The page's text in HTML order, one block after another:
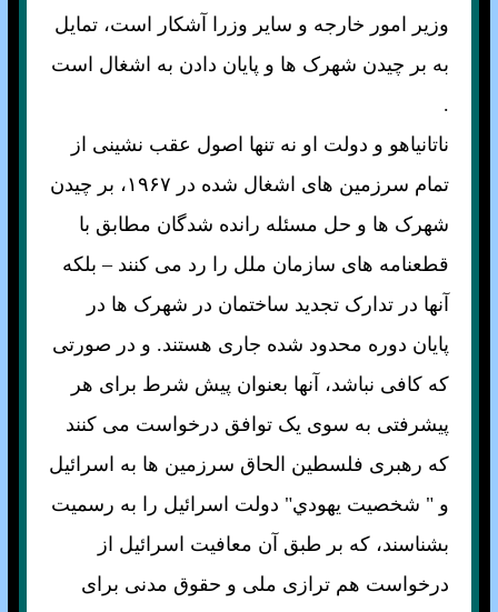
وزير امور خارجه و ساير وزرا آشکار است، تمايل
به بر چيدن شهرک ها و پايان دادن به اشغال است
.
ناتانياهو و دولت او نه تنها اصول عقب نشينی از
تمام سرزمين های اشغال شده در ۱۹۶۷، بر چيدن
شهرک ها و حل مسئله رانده شدگان مطابق با
قطعنامه های سازمان ملل را رد می کنند – بلکه
آنها در تدارک تجديد ساختمان در شهرک ها در
پايان دوره محدود شده جاری هستند. و در صورتی
که کافی نباشد، آنها بعنوان پيش شرط برای هر
پيشرفتی به سوی يک توافق درخواست می کنند
که رهبری فلسطين الحاق سرزمين ها به اسرائيل
و " شخصيت يهودي" دولت اسرائيل را به رسميت
بشناسند، که بر طبق آن معافيت اسرائيل از
درخواست هم ترازی ملی و حقوق مدنی برای